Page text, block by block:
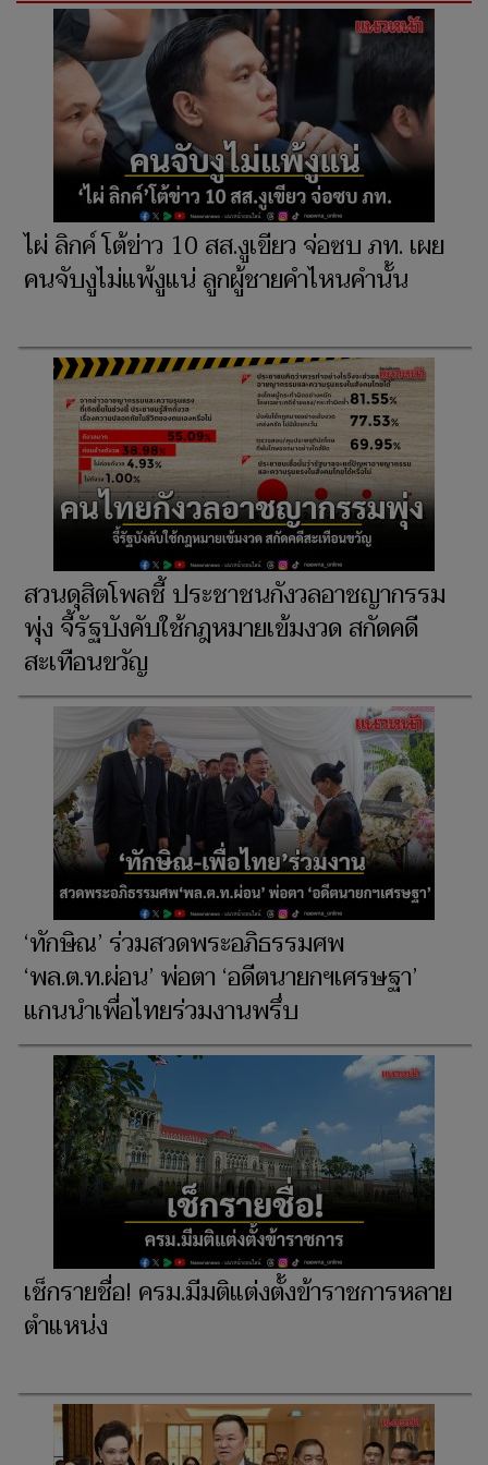
ไผ่ ลิกค์ โต้ข่าว 10 สส.งูเขียว จ่อซบ ภท. เผย
คนจับงูไม่แพ้งูแน่ ลูกผู้ชายคำไหนคำนั้น
สวนดุสิตโพลชี้ ประชาชนกังวลอาชญากรรม
พุ่ง จี้รัฐบังคับใช้กฎหมายเข้มงวด สกัดคดี
สะเทือนขวัญ
‘ทักษิณ’ ร่วมสวดพระอภิธรรมศพ
‘พล.ต.ท.ผ่อน’ พ่อตา ‘อดีตนายกฯเศรษฐา’
แกนนำเพื่อไทยร่วมงานพรึ่บ
เช็กรายชื่อ! ครม.มีมติแต่งตั้งข้าราชการหลาย
ตำแหน่ง